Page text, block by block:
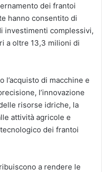
dei frantoi
hanno consentito di
investimenti complessivi,
a oltre 13,3 milioni di
l’acquisto di macchine e
l’innovazione
risorse idriche, la
attività agricole e
dei frantoi
a rendere le